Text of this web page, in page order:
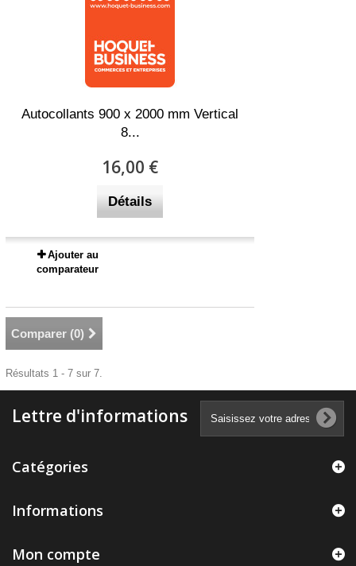
Autocollants 900 x 2000 mm Vertical
8...
16,00 €
Détails
Ajouter au
comparateur
Comparer (0)
Résultats 1 - 7 sur 7.
Lettre d'informations
Catégories
Informations
Mon compte